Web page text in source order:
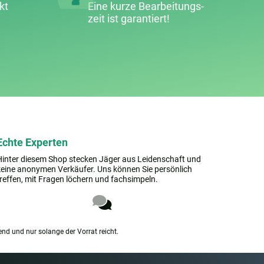
Eine kurze Bearbeitungs­
zeit ist garantiert!
Experten
diesem Shop stecken Jäger aus Leidenschaft und
anonymen Verkäufer. Uns können Sie persönlich
mit Fragen löchern und fachsimpeln.
und nur solange der Vorrat reicht.